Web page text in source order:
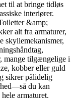
til at bringe tidløs
interiører.
&amp;
alt fra armaturer,
skyllemekanismer,
mange tilgængelige i
kobber eller guld
sikrer pålidelig
du kan
armaturet.